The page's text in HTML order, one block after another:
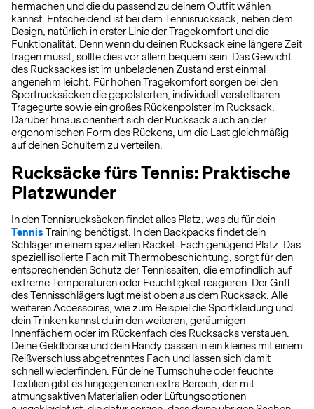
hermachen und die du passend zu deinem Outfit wählen
kannst. Entscheidend ist bei dem Tennisrucksack, neben dem
Design, natürlich in erster Linie der Tragekomfort und die
Funktionalität. Denn wenn du deinen Rucksack eine längere Zeit
tragen musst, sollte dies vor allem bequem sein. Das Gewicht
des Rucksackes ist im unbeladenen Zustand erst einmal
angenehm leicht. Für hohen Tragekomfort sorgen bei den
Sportrucksäcken die gepolsterten, individuell verstellbaren
Tragegurte sowie ein großes Rückenpolster im Rucksack.
Darüber hinaus orientiert sich der Rucksack auch an der
ergonomischen Form des Rückens, um die Last gleichmäßig
auf deinen Schultern zu verteilen.
Rucksäcke fürs Tennis: Praktische
Platzwunder
In den Tennisrucksäcken findet alles Platz, was du für dein
Tennis Training benötigst. In den Backpacks findet dein
Schläger in einem speziellen Racket-Fach genügend Platz. Das
speziell isolierte Fach mit Thermobeschichtung, sorgt für den
entsprechenden Schutz der Tennissaiten, die empfindlich auf
extreme Temperaturen oder Feuchtigkeit reagieren. Der Griff
des Tennisschlägers lugt meist oben aus dem Rucksack. Alle
weiteren Accessoires, wie zum Beispiel die Sportkleidung und
dein Trinken kannst du in den weiteren, geräumigen
Innenfächern oder im Rückenfach des Rucksacks verstauen.
Deine Geldbörse und dein Handy passen in ein kleines mit einem
Reißverschluss abgetrenntes Fach und lassen sich damit
schnell wiederfinden. Für deine Turnschuhe oder feuchte
Textilien gibt es hingegen einen extra Bereich, der mit
atmungsaktiven Materialien oder Lüftungsoptionen